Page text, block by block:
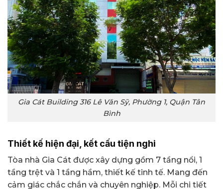
Gia Cát Building 316 Lê Văn Sỹ, Phường 1, Quận Tân
Bình
Thiết kế hiện đại, kết cấu tiện nghi
Tòa nhà Gia Cát được xây dựng gồm 7 tầng nổi, 1
tầng trệt và 1 tầng hầm, thiết kế tinh tế. Mang đến
cảm giác chắc chắn và chuyên nghiệp. Mỗi chi tiết